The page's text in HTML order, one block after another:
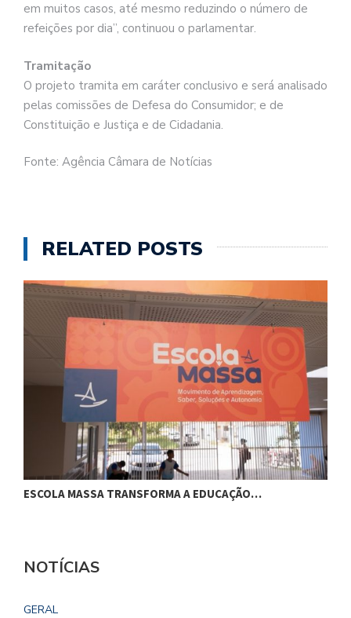
em muitos casos, até mesmo reduzindo o número de
refeições por dia”, continuou o parlamentar.
Tramitação
O projeto tramita em caráter conclusivo e será analisado
pelas comissões de Defesa do Consumidor; e de
Constituição e Justiça e de Cidadania.
Fonte: Agência Câmara de Notícias
RELATED POSTS
ESCOLA MASSA TRANSFORMA A EDUCAÇÃO…
NOTÍCIAS
GERAL